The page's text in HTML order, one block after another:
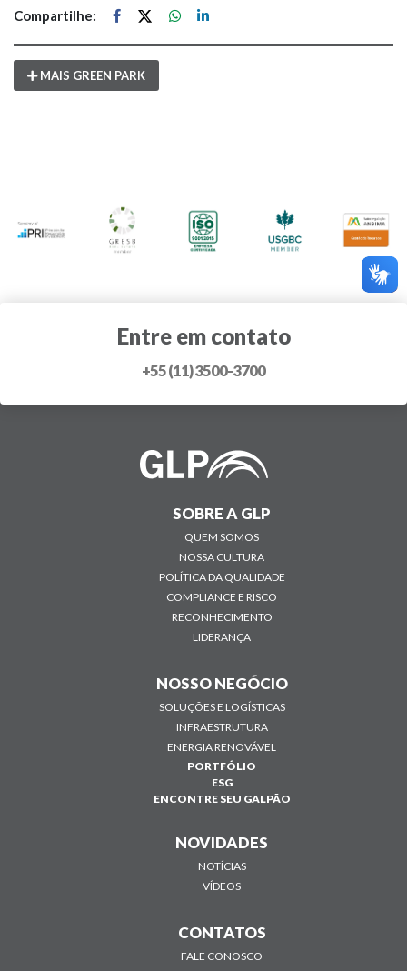
Compartilhe:
MAIS GREEN PARK
Entre em contato
+55 (11) 3500-3700
SOBRE A GLP
QUEM SOMOS
NOSSA CULTURA
POLÍTICA DA QUALIDADE
COMPLIANCE E RISCO
RECONHECIMENTO
LIDERANÇA
NOSSO NEGÓCIO
SOLUÇÕES E LOGÍSTICAS
INFRAESTRUTURA
ENERGIA RENOVÁVEL
PORTFÓLIO
ESG
ENCONTRE SEU GALPÃO
NOVIDADES
NOTÍCIAS
VÍDEOS
CONTATOS
FALE CONOSCO